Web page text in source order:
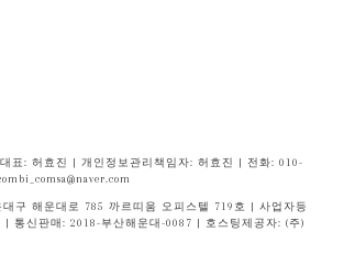
표: 허효진 | 개인정보관리책임자: 허효진 | 전화: 010-
구 해운대로 785 까르띠움 오피스텔 719호 | 사업자등
| 통신판매: 2018-부산해운대-0087 | 호스팅제공자: (주)